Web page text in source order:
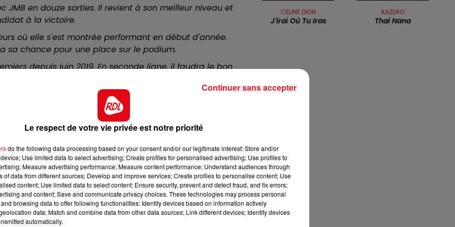
12h00 - 13h00
RDL & VOUS LES APRÈS-MIDI QUI CHANTENT
JMB en douze sorties. Il revient à son meilleur niveau et
à la victoire.
où elle s'est montrée performant en début d'année.
sa chance pour une place sur le podium.
depuis juin 2019. En seconde ligne, il faudra le bon
lui faire confiance pour un accessit
plus longue, mais réussit à se placer régulièrement
patience, afin de préserver au maximum sa bonne
sur les champs de courses provinciaux, et s'entend
pas incapable de s'immiscer à l'arrivée.
intéressant de le glisser dans un champ réduit. Il va
uns en fin de parcours pour accrocher la 5ème
place.
CELINE DION
J'irai Où Tu Iras
KAZERO
Thai Nana
Le respect de votre vie privée est notre priorité
do the following data processing based on your consent and/or our legitimate interest: Store and/or
Use limited data to select advertising; Create profiles for personalised advertising; Use profiles to
Measure advertising performance; Measure content performance; Understand audiences through
of data from different sources; Develop and improve services; Create profiles to personalise content; Use
content; Use limited data to select content; Ensure security, prevent and detect fraud, and fix errors;
and content; Save and communicate privacy choices. These technologies may process personal
browsing data to offer following functionalities: Identify devices based on information actively
data; Match and combine data from other data sources; Link different devices; Identify devices
automatically.
Continuer sans accepter